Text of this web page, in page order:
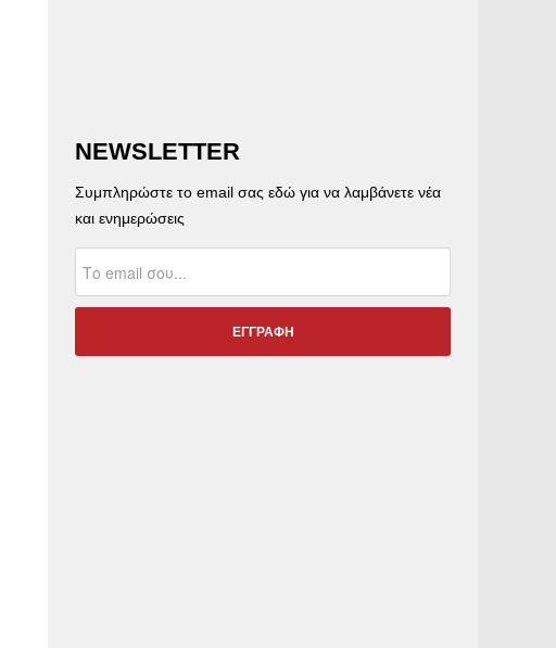
NEWSLETTER
Συμπληρώστε το email σας εδώ για να λαμβάνετε νέα
και ενημερώσεις